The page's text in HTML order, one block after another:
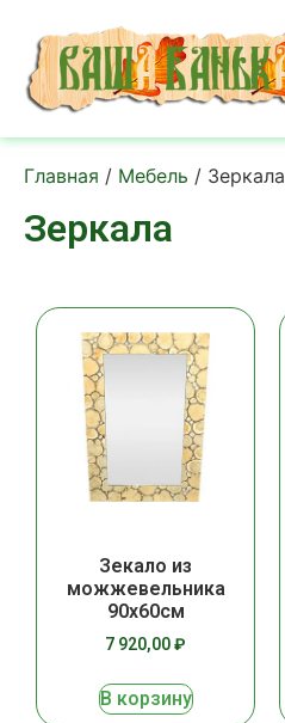
Главная / Мебель / Зеркала
Зеркала
Зекало из
можжевельника
90х60см
7 920,00₽
В корзину